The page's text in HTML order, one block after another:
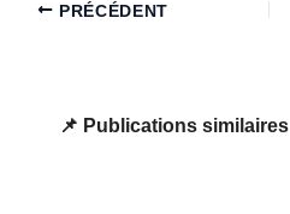
PRÉCÉDENT
Publications similaires